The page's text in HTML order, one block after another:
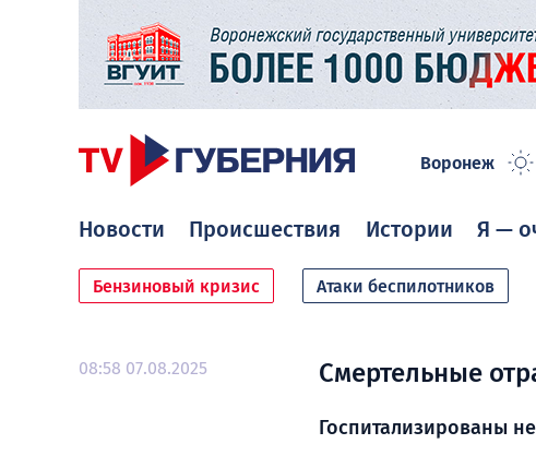
Воронеж
Новости Происшествия Истории Я —
Бензиновый кризис Атаки беспилотников
08:58 07.08.2025 Смертельные
Госпитализированы